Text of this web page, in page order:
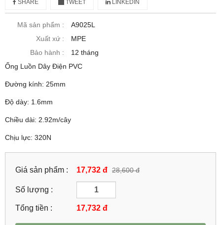
SHARE TWEET LINKEDIN
Mã sản phẩm :
A9025L
Xuất xứ :
MPE
Bảo hành :
12 tháng
Ống Luồn Dây Điện PVC
Đường kính: 25mm
Độ dày: 1.6mm
Chiều dài: 2.92m/cây
Chịu lực: 320N
Giá sản phẩm : 17,732 đ 28,600 đ
Số lượng :
Tổng tiền : 17,732 đ